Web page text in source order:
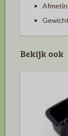
Bekijk ook